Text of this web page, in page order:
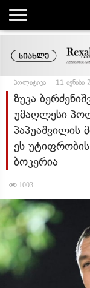
პოლიტიკა 11
ზუკა
უმაღლესი
პაპუაშვილის
ეს
ბოკერია
1003